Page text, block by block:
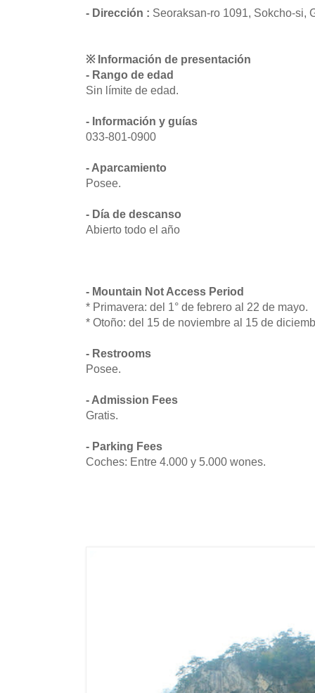
- Dirección : Seoraksan-ro 1091, Sokcho-si,
※ Información de presentación
- Rango de edad
Sin límite de edad.
- Información y guías
033-801-0900
- Aparcamiento
Posee.
- Día de descanso
Abierto todo el año
- Mountain Not Access Period
* Primavera: del 1° de febrero al 22 de mayo.
* Otoño: del 15 de noviembre al 15 de
- Restrooms
Posee.
- Admission Fees
Gratis.
- Parking Fees
Coches: Entre 4.000 y 5.000 wones.